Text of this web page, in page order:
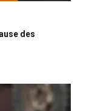
des